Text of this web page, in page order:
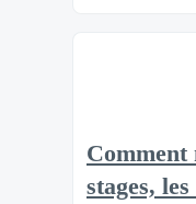
Comment
stages,